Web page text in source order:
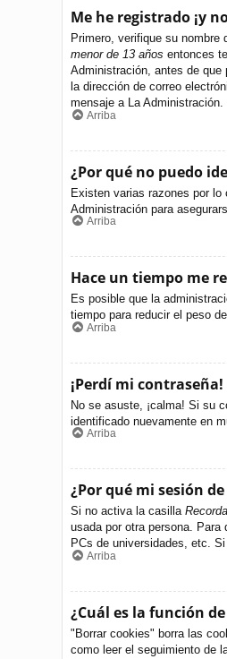
Me he registrado ¡y
Primero, verifique su
menor de 13 años entonces
Administración, antes de
la dirección de correo
mensaje a La Administración.
Arriba
¿Por qué no puedo
Existen varias razones por
Administración para
Arriba
Hace un tiempo me
Es posible que la
tiempo para reducir el peso
Arriba
¡Perdí mi contraseña!
No se asuste, ¡calma! Si su
identificado nuevamente en
Arriba
¿Por qué mi sesión
Si no activa la casilla
usada por otra persona.
PCs de universidades, etc.
Arriba
¿Cuál es la función
"Borrar cookies" borra las
como leer el seguimiento de